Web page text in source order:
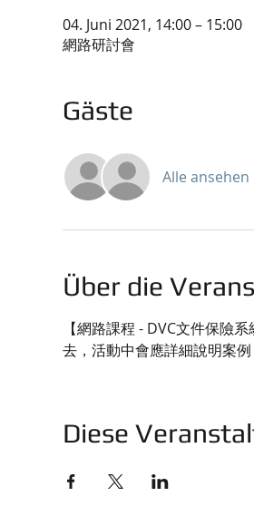
04. Juni 2021, 14:00 – 15:00
網路研討會
Gäste
Alle ansehen
Über die
【網路課程 - DVC文件保險
去，活動中會應詳細說明案
Diese